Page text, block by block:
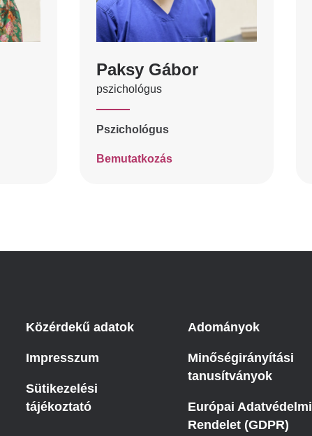
Paksy Gábor
pszichológus
Pszichológus
Bemutatkozás
Közérdekű adatok
Impresszum
Sütikezelési
tájékoztató
Adományok
Minőségirányítási
tanusítványok
Európai Adatvédelmi
Rendelet (GDPR)